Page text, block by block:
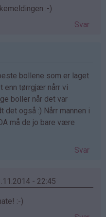
:-)
Svar
bollene som er laget
enn tørrgjær nårr vi
boller når det var
det også :) Nårr mannen i
må de jo bare være
Svar
- 22:45
:-)